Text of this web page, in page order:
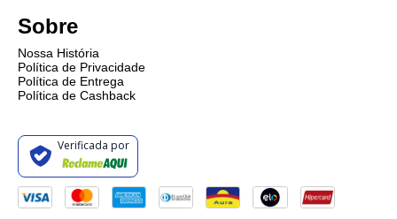
Sobre
Nossa História
Política de Privacidade
Política de Entrega
Política de Cashback
Verificada por